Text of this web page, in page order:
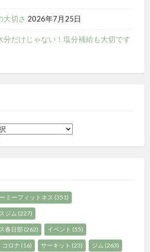
大切さ 2026年7月25日
分だけじゃない！塩分補給も大切です
ミーフィットネス (351)
ジム (227)
春日部 (262) イベント (55)
コロナ (16) サーキット (23) ジム (263)